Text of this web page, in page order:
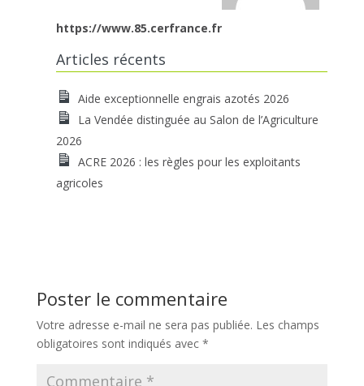
https://www.85.cerfrance.fr
Articles récents
Aide exceptionnelle engrais azotés 2026
La Vendée distinguée au Salon de l’Agriculture
2026
ACRE 2026 : les règles pour les exploitants
agricoles
Poster le commentaire
Votre adresse e-mail ne sera pas publiée. Les champs
obligatoires sont indiqués avec *